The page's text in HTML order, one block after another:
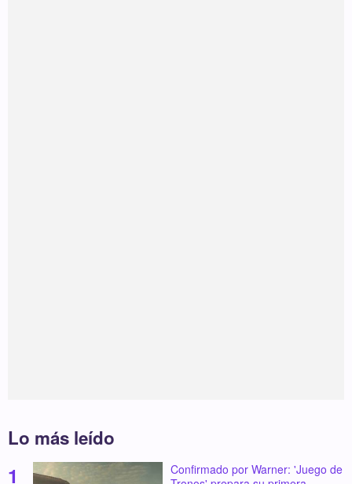
Lo más leído
Confirmado por Warner: 'Juego de